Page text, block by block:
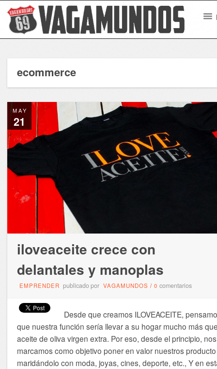
ecommerce
MAY
21
iloveaceite crece con
delantales y manoplas
EMPRENDER publicado por VAGAMUNDOS / 0 comentarios
Desde que creamos ILOVEACEITE,
que nuestra función sería llevar a su hogar mucho más
aceite de oliva virgen extra. Por eso, desde el principio, nos
marcamos como objetivo poner en valor nuestros producto
maridándolo con moda, joyas, cines, deporte, etc., Y en